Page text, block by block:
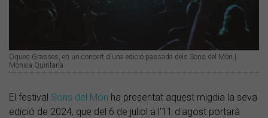
Oques Grasses, en un concert d'una edició passada dels Sons del Món |
Mònica Quintana
El festival Sons del Món ha presentat aquest migdia la seva
edició de 2024, que del 6 de juliol a l'11 d'agost portarà